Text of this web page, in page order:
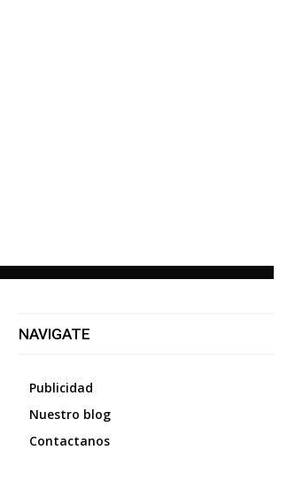
NAVIGATE
Publicidad
Nuestro blog
Contactanos